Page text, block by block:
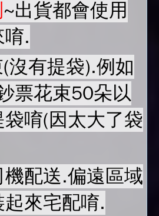
~出貨都會使用
.
沒有提袋).例如
票花束50朵以
唷(因太大了袋
配送.偏遠區域
來宅配唷.